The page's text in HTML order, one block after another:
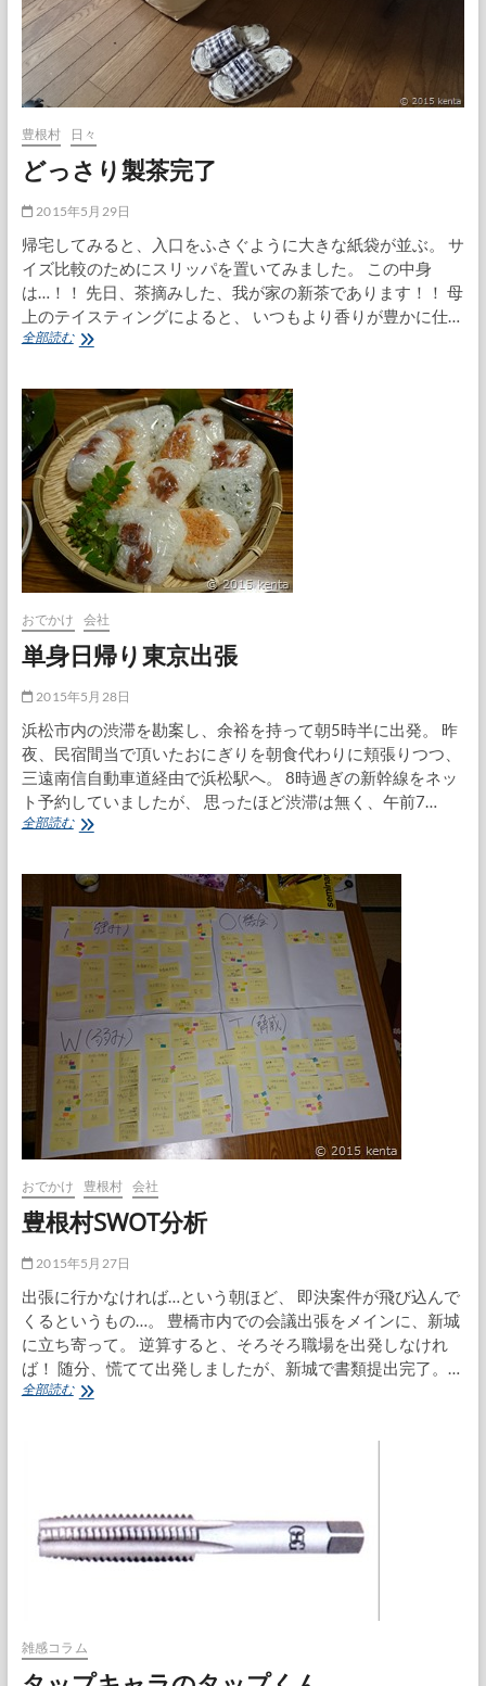
豊根村 日々
どっさり製茶完了
2015年5月29日
帰宅してみると、入口をふさぐように大きな紙袋が並ぶ。 サ
イズ比較のためにスリッパを置いてみました。 この中身
は…！！ 先日、茶摘みした、我が家の新茶であります！！ 母
上のテイスティングによると、 いつもより香りが豊かに仕…
全部読むど
製
茶
完
了
おでかけ 会社
単身日帰り東京出張
2015年5月28日
浜松市内の渋滞を勘案し、余裕を持って朝5時半に出発。 昨
夜、民宿間当で頂いたおにぎりを朝食代わりに頬張りつつ、
三遠南信自動車道経由で浜松駅へ。 8時過ぎの新幹線をネッ
ト予約していましたが、 思ったほど渋滞は無く、午前7…
全部読む単
帰
東
京
出
おでかけ 豊根村 会社
豊根村SWOT分析
2015年5月27日
出張に行かなければ…という朝ほど、 即決案件が飛び込んで
くるというもの…。 豊橋市内での会議出張をメインに、新城
に立ち寄って。 逆算すると、そろそろ職場を出発しなけれ
ば！ 随分、慌てて出発しましたが、新城で書類提出完了。…
全部読む豊
雑感コラム